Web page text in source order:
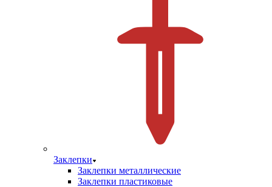
Заклепки
Заклепки металлические
Заклепки пластиковые